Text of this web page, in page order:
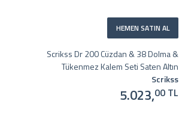
HEMEN SATIN AL
Scrikss Dr 200 Cüzdan & 38 Dolma &
Tükenmez Kalem Seti Saten Altın
Scrikss
5.023,00 TL